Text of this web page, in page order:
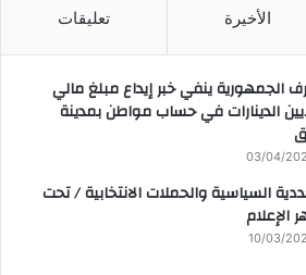
الأخيرة تعليقات
الجمهورية ينفي خبر إيداع مبلغ مالي
الدينارات في حساب مواطن بمدينة
03/04/
السياسية والحملات الانتخابية / تحت
الإعلام
10/03/